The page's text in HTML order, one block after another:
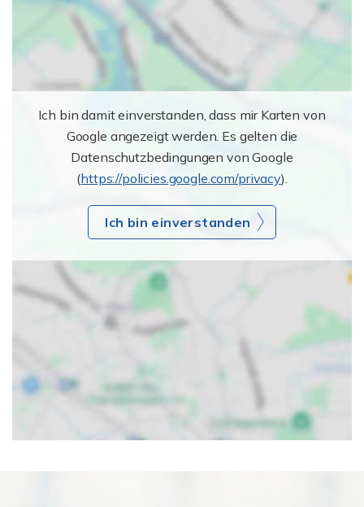
Ich bin damit einverstanden, dass mir Karten von
Google angezeigt werden. Es gelten die
Datenschutzbedingungen von Google
(https://policies.google.com/privacy).
Ich bin einverstanden